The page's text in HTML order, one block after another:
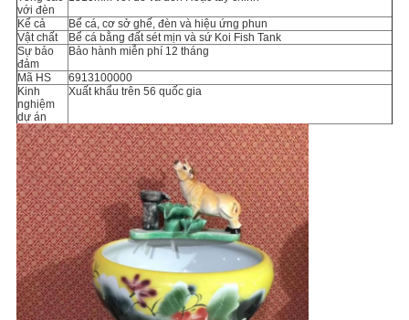
với đèn
Kể cả
Bể cá, cơ sở ghế, đèn và hiệu ứng phun
Vật chất
Bể cá bằng đất sét mịn và sứ Koi Fish Tank
Sự bảo
đảm
Bảo hành miễn phí 12 tháng
Mã HS
6913100000
Kinh
nghiệm
dự án
Xuất khẩu trên 56 quốc gia